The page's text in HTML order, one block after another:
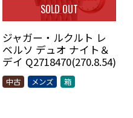
SOLD OUT
ジャガー・ルクルト レ
ベルソ デュオ ナイト＆
デイ Q2718470(270.8.54)
中古 メンズ 箱